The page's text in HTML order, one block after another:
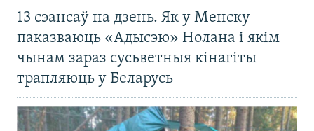
13 сэансаў на дзень. Як у Менску
паказваюць «Адысэю» Нолана і якім
чынам зараз сусьветныя кінагіты
трапляюць у Беларусь